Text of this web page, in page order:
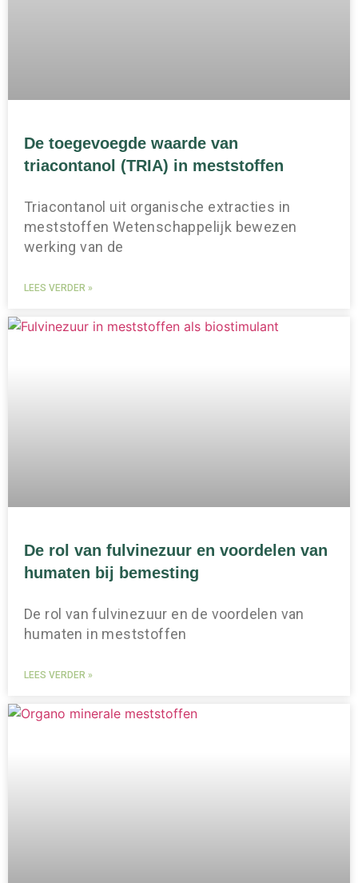
De toegevoegde waarde van
triacontanol (TRIA) in meststoffen
Triacontanol uit organische extracties in
meststoffen Wetenschappelijk bewezen
werking van de
LEES VERDER »
De rol van fulvinezuur en voordelen van
humaten bij bemesting
De rol van fulvinezuur en de voordelen van
humaten in meststoffen
LEES VERDER »